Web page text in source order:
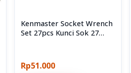
Kenmaster Socket Wrench
Set 27pcs Kunci Sok 27
Rp51.000